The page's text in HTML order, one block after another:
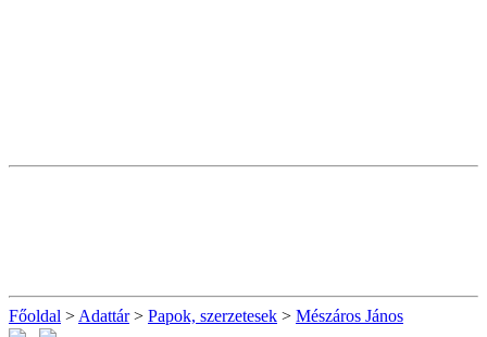
Főoldal > Adattár> Papok, szerzetesek > Mészáros János